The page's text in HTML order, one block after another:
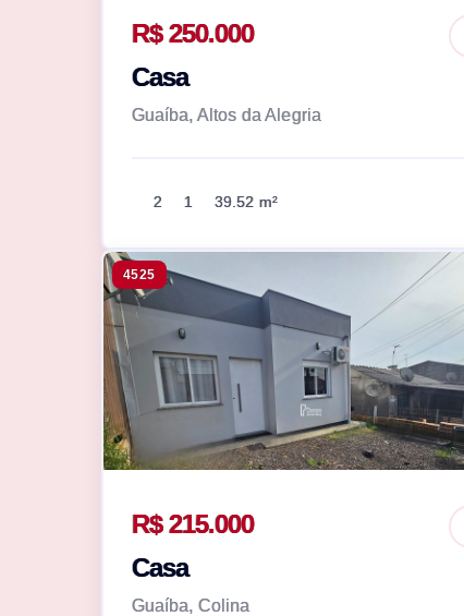
R$ 250.000
Casa
Guaíba, Altos da Alegria
2 1 39.52 m²
4525
R$ 215.000
Casa
Guaíba, Colina